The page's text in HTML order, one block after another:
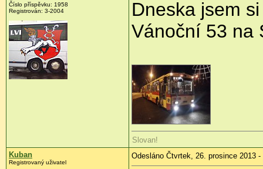
Číslo příspěvku: 1958
Registrován: 3-2004
Dneska jsem
Vánoční 53 na
Slovan!
Kuban
Registrovaný uživatel
Odesláno Čtvrtek, 26. prosince 2013 -